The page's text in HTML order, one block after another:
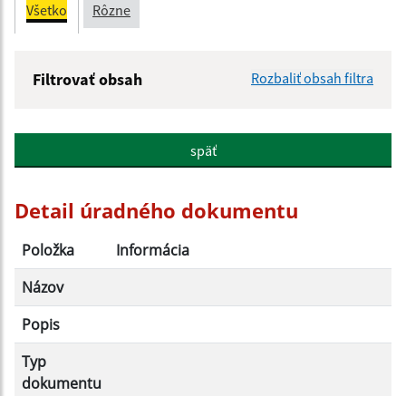
Všetko Rôzne
Filtrovať obsah Rozbaliť obsah filtra
Popis:
Dátum zverejnenia do:
späť
Detail úradného dokumentu
Položka
Informácia
Názov
Popis
Typ
dokumentu